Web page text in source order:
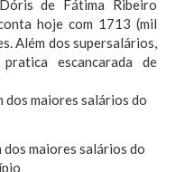
de Fátima Ribeiro
hoje com 1713 (mil
Além dos supersalários,
escancarada de
maiores salários do